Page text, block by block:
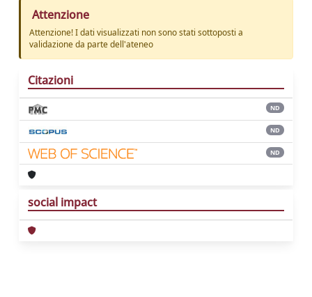
Attenzione
Attenzione! I dati visualizzati non sono stati sottoposti a
validazione da parte dell'ateneo
Citazioni
ND
ND
ND
social impact